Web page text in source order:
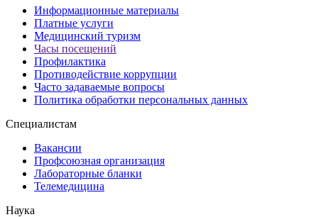
Информационные материалы
Платные услуги
Медицинский туризм
Часы посещений
Профилактика
Противодействие коррупции
Часто задаваемые вопросы
Политика обработки персональных данных
Специалистам
Вакансии
Профсоюзная организация
Лабораторные бланки
Телемедицина
Наука